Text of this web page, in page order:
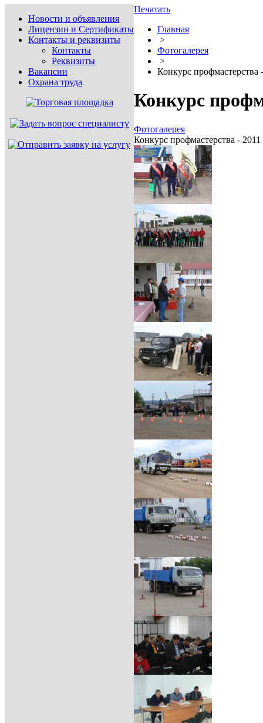
Новости и объявления
Лицензии и Сертификаты
Контакты и реквизиты
Контакты
Реквизиты
Вакансии
Охрана труда
Печатать
Главная
>
Фотогалерея
>
Конкурс профмастерства
Конкурс
Фотогалерея
Конкурс профмастерства - 2011